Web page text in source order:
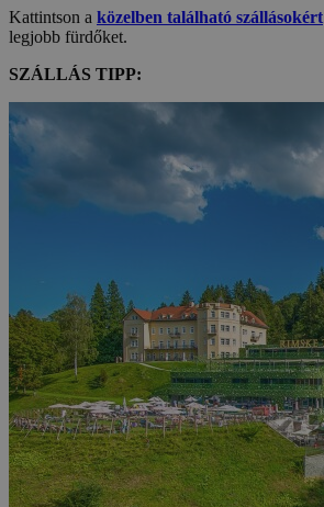
Kattintson a közelben található szállásokért
legjobb fürdőket.
SZÁLLÁS TIPP: